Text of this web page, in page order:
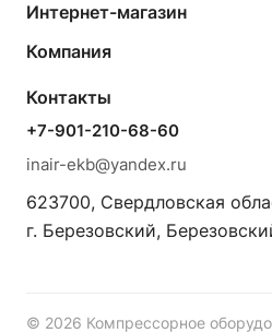
Интернет-магазин
Компания
Контакты
+7-901-210-68-60
inair-ekb@yandex.ru
623700, Свердловская
г. Березовский,
© 2026 Компрессорное